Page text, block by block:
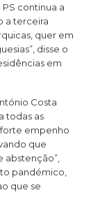
continua a
a terceira
quer em
disse o
em
Costa
todas as
empenho
que
abstenção”,
pandémico,
que se